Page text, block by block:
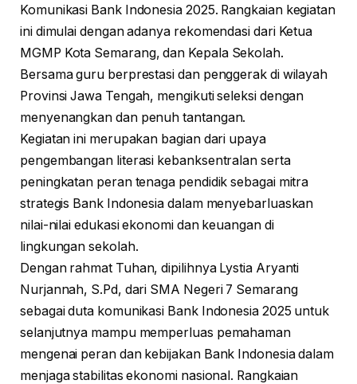
Komunikasi Bank Indonesia 2025. Rangkaian kegiatan
ini dimulai dengan adanya rekomendasi dari Ketua
MGMP Kota Semarang, dan Kepala Sekolah.
Bersama guru berprestasi dan penggerak di wilayah
Provinsi Jawa Tengah, mengikuti seleksi dengan
menyenangkan dan penuh tantangan.
Kegiatan ini merupakan bagian dari upaya
pengembangan literasi kebanksentralan serta
peningkatan peran tenaga pendidik sebagai mitra
strategis Bank Indonesia dalam menyebarluaskan
nilai-nilai edukasi ekonomi dan keuangan di
lingkungan sekolah.
Dengan rahmat Tuhan, dipilihnya Lystia Aryanti
Nurjannah, S.Pd, dari SMA Negeri 7 Semarang
sebagai duta komunikasi Bank Indonesia 2025 untuk
selanjutnya mampu memperluas pemahaman
mengenai peran dan kebijakan Bank Indonesia dalam
menjaga stabilitas ekonomi nasional. Rangkaian